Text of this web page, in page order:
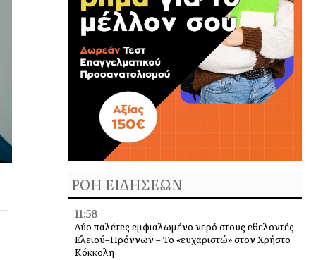
ΡΟΗ ΕΙΔΗΣΕΩΝ
11:58
Δύο παλέτες εμφιαλωμένο νερό στους εθελοντές
Ελειού–Πρόννων – Το «ευχαριστώ» στον Χρήστο
Κόκκολη